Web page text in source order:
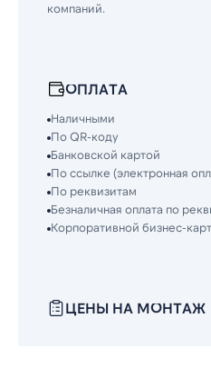
компаний.
ОПЛАТА
Наличными
По QR-коду
Банковской картой
По ссылке (электронная
По реквизитам
Безналичная оплата по
Корпоративной бизнес-
ЦЕНЫ НА МОНТАЖ